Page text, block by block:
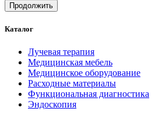
Продолжить
Каталог
Лучевая терапия
Медицинская мебель
Медицинское оборудование
Расходные материалы
Функциональная диагностика
Эндоскопия